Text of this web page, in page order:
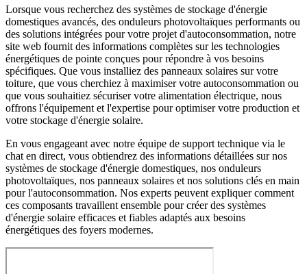
Lorsque vous recherchez des systèmes de stockage d'énergie
domestiques avancés, des onduleurs photovoltaïques performants ou
des solutions intégrées pour votre projet d'autoconsommation, notre
site web fournit des informations complètes sur les technologies
énergétiques de pointe conçues pour répondre à vos besoins
spécifiques. Que vous installiez des panneaux solaires sur votre
toiture, que vous cherchiez à maximiser votre autoconsommation ou
que vous souhaitiez sécuriser votre alimentation électrique, nous
offrons l'équipement et l'expertise pour optimiser votre production et
votre stockage d'énergie solaire.
En vous engageant avec notre équipe de support technique via le
chat en direct, vous obtiendrez des informations détaillées sur nos
systèmes de stockage d'énergie domestiques, nos onduleurs
photovoltaïques, nos panneaux solaires et nos solutions clés en main
pour l'autoconsommation. Nos experts peuvent expliquer comment
ces composants travaillent ensemble pour créer des systèmes
d'énergie solaire efficaces et fiables adaptés aux besoins
énergétiques des foyers modernes.